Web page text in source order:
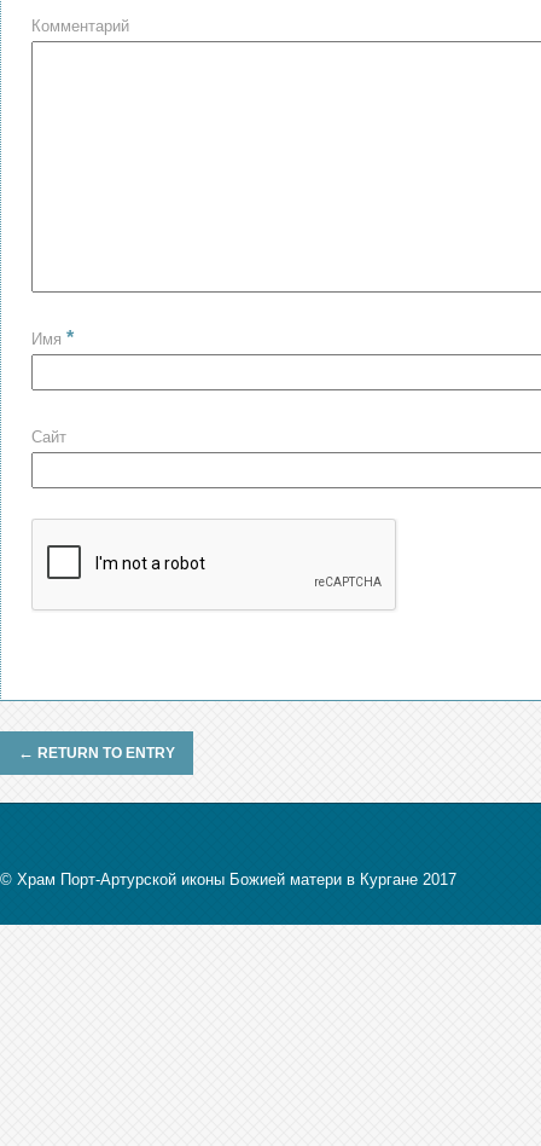
Комментарий
Имя *
Сайт
← RETURN TO ENTRY
© Храм Порт-Артурской иконы Божией матери в Кургане 2017